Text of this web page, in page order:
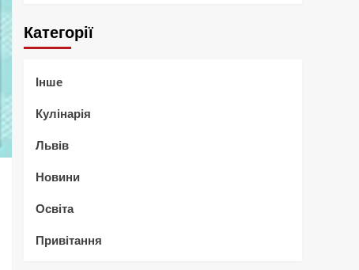
Категорії
Інше
Кулінарія
Львів
Новини
Освіта
Привітання